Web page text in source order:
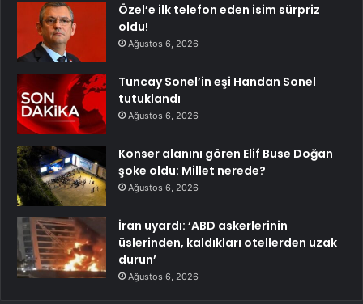
Özel’e ilk telefon eden isim sürpriz
oldu!
Ağustos 6, 2026
Tuncay Sonel’in eşi Handan Sonel
tutuklandı
Ağustos 6, 2026
Konser alanını gören Elif Buse Doğan
şoke oldu: Millet nerede?
Ağustos 6, 2026
İran uyardı: ‘ABD askerlerinin
üslerinden, kaldıkları otellerden uzak
durun’
Ağustos 6, 2026